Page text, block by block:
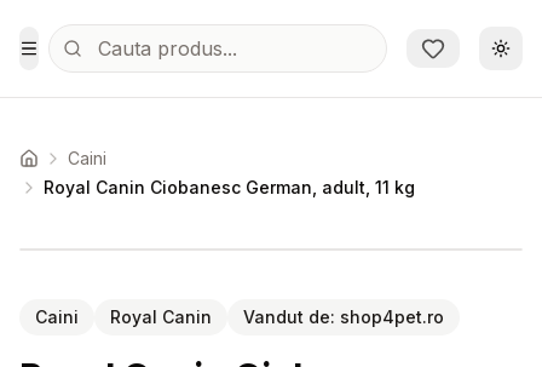
Sari la conținutul principal
Toggle Menu
Acasa Caini
Royal Canin Ciobanesc German, adult, 11 kg
Caini Royal Canin Vandut de: shop4pet.ro